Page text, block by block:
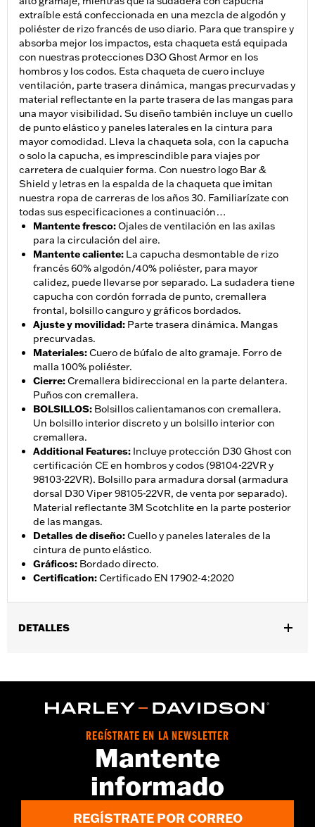
extraíble está confeccionada en una mezcla de algodón y
poliéster de rizo francés de uso diario. Para que transpire y
absorba mejor los impactos, esta chaqueta está equipada
con nuestras protecciones D3O Ghost Armor en los
hombros y los codos. Esta chaqueta de cuero incluye
ventilación, parte trasera dinámica, mangas precurvadas y
material reflectante en la parte trasera de las mangas para
una mayor visibilidad. Su diseño también incluye un cuello
de punto elástico y paneles laterales en la cintura para
mayor comodidad. Lleva la chaqueta sola, con la capucha
o solo la capucha, es imprescindible para viajes por
carretera de cualquier forma. Con nuestro logo Bar &
Shield y letras en la espalda de la chaqueta que imitan
nuestra ropa de carreras de los años 30. Familiarízate con
todas sus especificaciones a continuación…
Mantente fresco:Ojales de ventilación en las axilas
para la circulación del aire.
Mantente caliente: La capucha desmontable de rizo
francés 60% algodón/40% poliéster, para mayor
calidez, puede llevarse por separado. La sudadera tiene
capucha con cordón forrada de punto, cremallera
frontal, bolsillo canguro y gráficos bordados.
Ajuste y movilidad: Parte trasera dinámica. Mangas
precurvadas.
Materiales:Cuero de búfalo de alto gramaje. Forro de
malla 100% poliéster.
Cierre:Cremallera bidireccional en la parte delantera.
Puños con cremallera.
BOLSILLOS: Bolsillos calientamanos con cremallera.
Un bolsillo interior discreto y un bolsillo interior con
cremallera.
Additional Features: Incluye protección D30 Ghost con
certificación CE en hombros y codos (98104-22VR y
98103-22VR). Bolsillo para armadura dorsal (armadura
dorsal D30 Viper 98105-22VR, de venta por separado).
Material reflectante 3M Scotchlite en la parte posterior
de las mangas.
Detalles de diseño:Cuello y paneles laterales de la
cintura de punto elástico.
Gráficos: Bordado directo.
Certification:Certificado EN 17902-4:2020
DETALLES
Características funcionales:Ventilado,Con capucha,
Cremallera bidireccional en la parte delantera,Bolsillos con
ProtecciÃ³n incluida ,Bolsillos para protecciones
Garantía limitada de 3 años - Visita
para más detalles
Origen:Importado
REGÍSTRATE EN LA NEWSLETTER
Mantente
informado
REGÍSTRATE POR CORREO